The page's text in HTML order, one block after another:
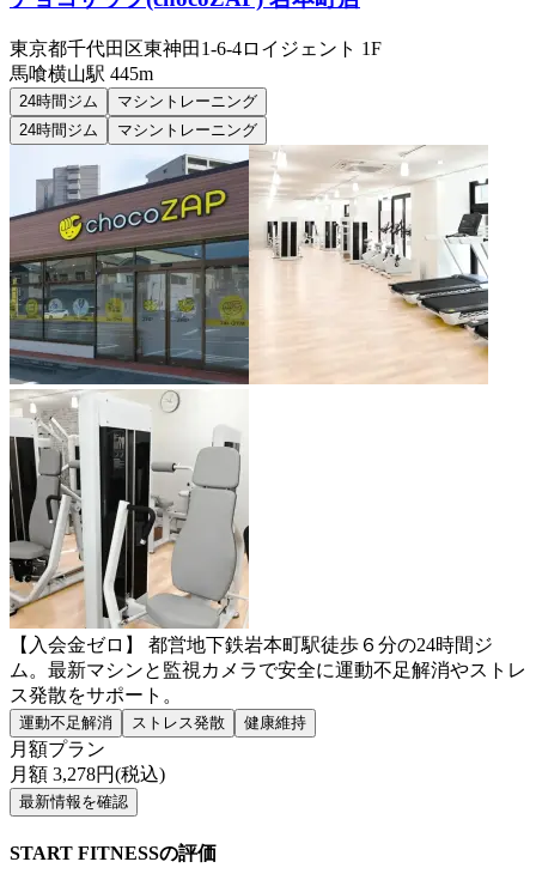
東京都千代田区東神田1-6-4ロイジェント 1F
馬喰横山駅 445m
24時間ジム
マシントレーニング
24時間ジム
マシントレーニング
【入会金ゼロ】 都営地下鉄岩本町駅徒歩６分の24時間ジ
ム。最新マシンと監視カメラで安全に運動不足解消やストレ
ス発散をサポート。
運動不足解消 ストレス発散 健康維持
月額プラン
月額 3,278円(税込)
最新情報を確認
START FITNESSの評価